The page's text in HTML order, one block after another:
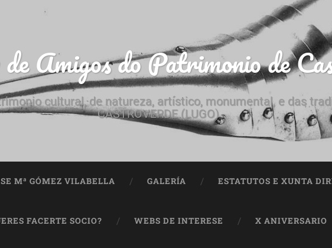
de Amigos do Patrimonio de
cultural, de natureza, artístico, monumental, e das
CASTROVERDE (LUGO)
Mª GÓMEZ VILABELLA GALERÍA ESTATUTOS E XUNTA
FACERTE SOCIO? WEBS DE INTERESE X ANIVERSARIO